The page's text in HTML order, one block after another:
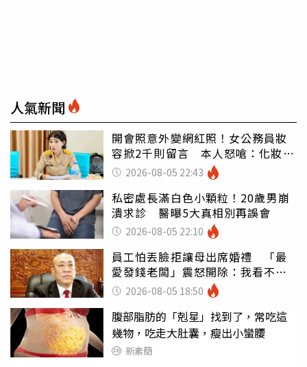
人氣新聞
開會照意外變網紅照！女公務員妝
容掀2千則留言 本人怒嗆：化妝有
錯嗎2026-08-05 22:43
私密處長滿白色小顆粒！20歲男崩
潰求診 醫曝5大真相別再誤會
2026-08-05 22:10
員工怕丟臉拒讓母出席婚禮 「最
愛發錢老闆」震怒開除：我看不起
你 2026-08-05 18:50
腹部脂肪的「剋星」找到了，常吃這
幾物，吃走大肚囊，瘦出小蠻腰
新素簡